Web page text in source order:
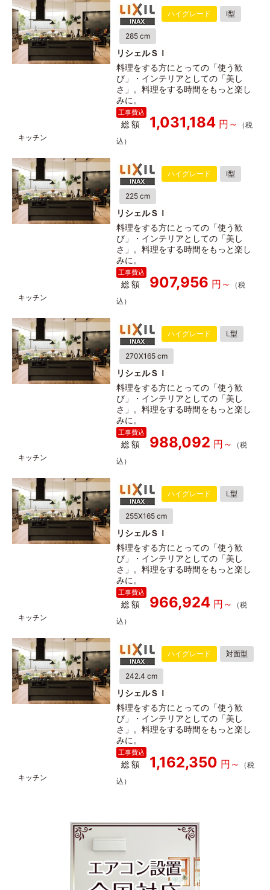
ハイグレード I型
285 cm
リシェルＳＩ
料理をする方にとっての「使う歓
び」・インテリアとしての「美し
さ」。料理をする時間をもっと楽し
みに。
総額 1,031,184
ハイグレード I型
225 cm
リシェルＳＩ
料理をする方にとっての「使う歓
び」・インテリアとしての「美し
さ」。料理をする時間をもっと楽し
みに。
総額 907,956
ハイグレード L型
270X165 cm
リシェルＳＩ
料理をする方にとっての「使う歓
び」・インテリアとしての「美し
さ」。料理をする時間をもっと楽し
みに。
総額 988,092
ハイグレード L型
255X165 cm
リシェルＳＩ
料理をする方にとっての「使う歓
び」・インテリアとしての「美し
さ」。料理をする時間をもっと楽し
みに。
総額 966,924
ハイグレード 対面型
242.4 cm
リシェルＳＩ
料理をする方にとっての「使う歓
び」・インテリアとしての「美し
さ」。料理をする時間をもっと楽し
みに。
総額 1,162,350